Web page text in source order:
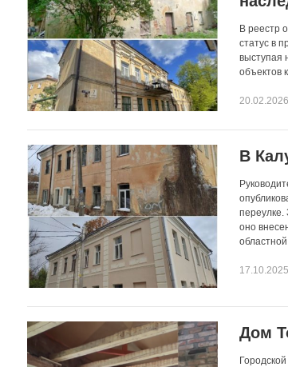
В реестр
статус в
выступая
объектов
20.02.2026
В
переулке.
оно
17.10.2025
Дом